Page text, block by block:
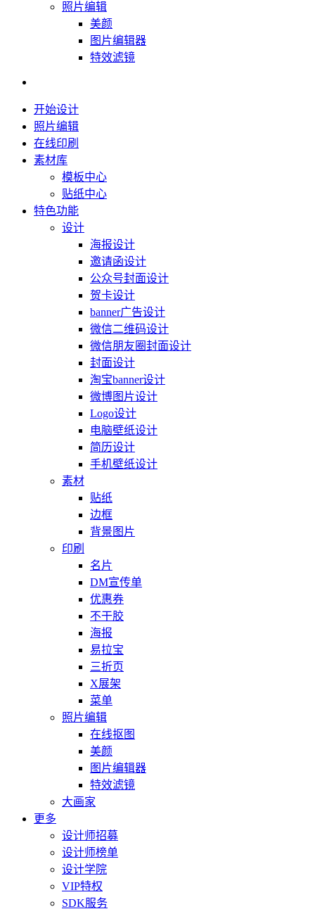
照片编辑
美颜
图片编辑器
特效滤镜
开始设计
照片编辑
在线印刷
素材库
模板中心
贴纸中心
特色功能
设计
海报设计
邀请函设计
公众号封面设计
贺卡设计
banner广告设计
微信二维码设计
微信朋友圈封面设计
封面设计
淘宝banner设计
微博图片设计
Logo设计
电脑壁纸设计
简历设计
手机壁纸设计
素材
贴纸
边框
背景图片
印刷
名片
DM宣传单
优惠券
不干胶
海报
易拉宝
三折页
X展架
菜单
照片编辑
在线抠图
美颜
图片编辑器
特效滤镜
大画家
更多
设计师招募
设计师榜单
设计学院
VIP特权
SDK服务